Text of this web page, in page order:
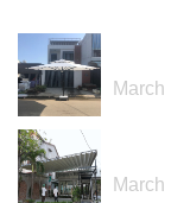
March
March